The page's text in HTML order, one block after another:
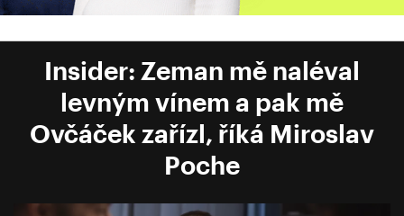
Insider: Zeman mě naléval
levným vínem a pak mě
Ovčáček zařízl, říká Miroslav
Poche